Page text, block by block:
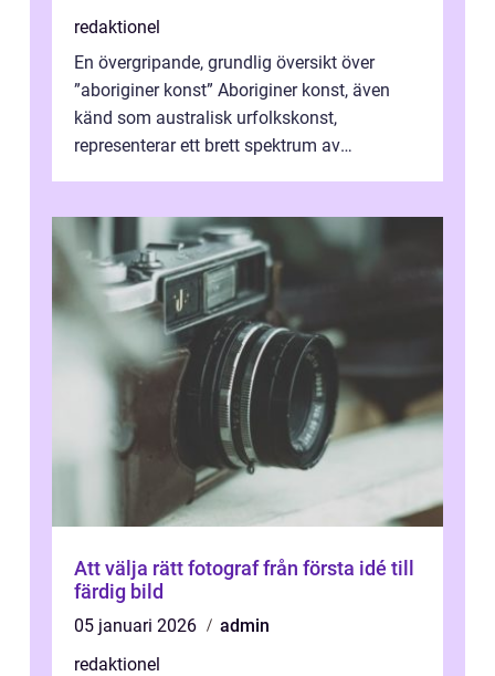
redaktionel
En övergripande, grundlig översikt över
”aboriginer konst” Aboriginer konst, även
känd som australisk urfolkskonst,
representerar ett brett spektrum av
Att välja rätt fotograf från första idé till
färdig bild
05 januari 2026
admin
redaktionel